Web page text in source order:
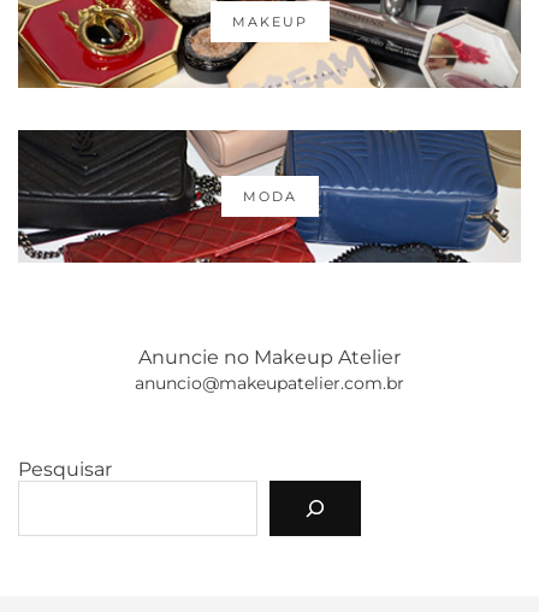
MAKEUP
MODA
Anuncie no Makeup Atelier
anuncio@makeupatelier.com.br
Pesquisar